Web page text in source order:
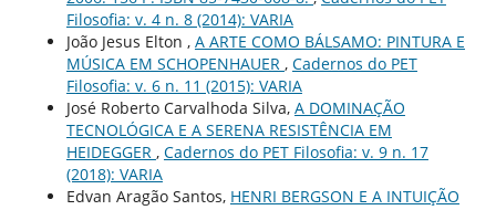
Filosofia: v. 4 n. 8 (2014): VARIA
João Jesus Elton , A ARTE COMO BÁLSAMO: PINTURA E
MÚSICA EM SCHOPENHAUER , Cadernos do PET
Filosofia: v. 6 n. 11 (2015): VARIA
José Roberto Carvalhoda Silva, A DOMINAÇÃO
TECNOLÓGICA E A SERENA RESISTÊNCIA EM
HEIDEGGER , Cadernos do PET Filosofia: v. 9 n. 17
(2018): VARIA
Edvan Aragão Santos, HENRI BERGSON E A INTUIÇÃO